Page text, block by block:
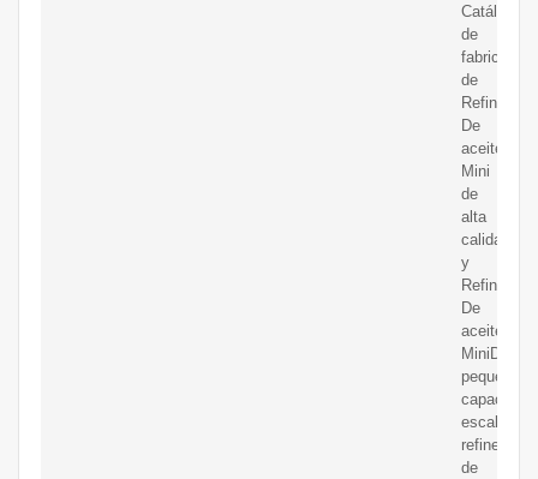
Catálogo
de
fabricantes
de
Refinerías
De
aceite
Mini
de
alta
calidad
y
Refinerías
De
aceite
MiniDe
pequeña
capacidad
escala
refinería
de